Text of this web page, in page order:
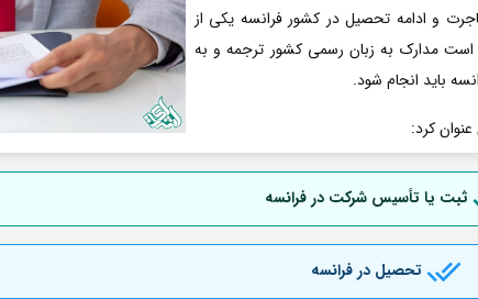
و ادامه تحصیل در کشور فرانسه یکی از
است مدارک به زبان رسمی کشور ترجمه و به
باید انجام شود.
کرد:
ثبت یا تأسیس شرکت در فرانسه
تحصیل در فرانسه